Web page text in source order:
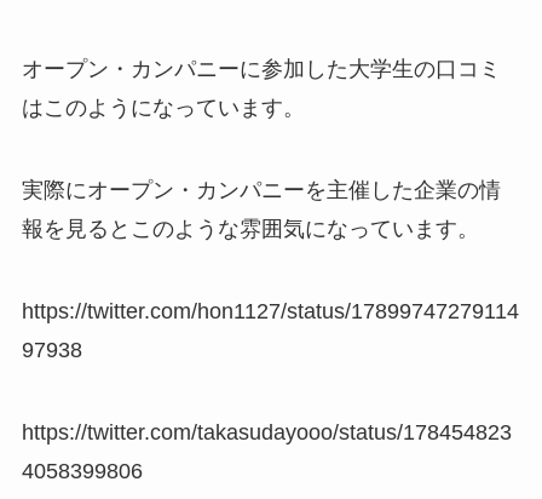
オープン・カンパニーに参加した大学生の口コミ
はこのようになっています。
実際にオープン・カンパニーを主催した企業の情
報を見るとこのような雰囲気になっています。
https://twitter.com/hon1127/status/17899747279114
97938
https://twitter.com/takasudayooo/status/178454823
4058399806